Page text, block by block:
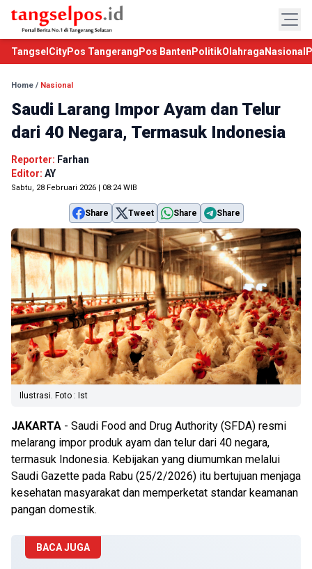
TangselCityPos Tangerang Pos Banten PolitikOlahraga Nasional
Home / Nasional
Saudi Larang Impor Ayam dan Telur
dari 40 Negara, Termasuk Indonesia
Reporter: Farhan
Editor: AY
Sabtu, 28 Februari 2026 | 08:24 WIB
Share Tweet Share Share
Ilustrasi. Foto : Ist
JAKARTA - Saudi Food and Drug Authority (SFDA) resmi
melarang impor produk ayam dan telur dari 40 negara,
termasuk Indonesia. Kebijakan yang diumumkan melalui
Saudi Gazette pada Rabu (25/2/2026) itu bertujuan menjaga
kesehatan masyarakat dan memperketat standar keamanan
pangan domestik.
BACA JUGA